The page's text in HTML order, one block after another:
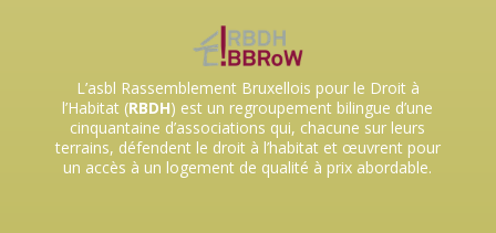
L’asbl Rassemblement Bruxellois pour le Droit à
l’Habitat (RBDH) est un regroupement bilingue d’une
cinquantaine d’associations qui, chacune sur leurs
terrains, défendent le droit à l’habitat et œuvrent pour
un accès à un logement de qualité à prix abordable.